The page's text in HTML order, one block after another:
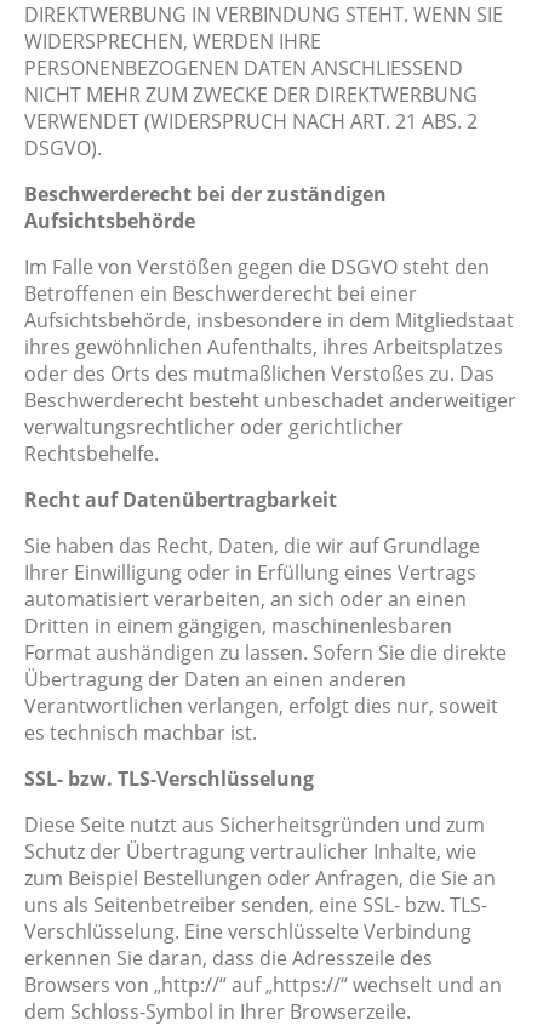
DIREKTWERBUNG IN VERBINDUNG STEHT. WENN SIE
WIDERSPRECHEN, WERDEN IHRE
PERSONENBEZOGENEN DATEN ANSCHLIESSEND
NICHT MEHR ZUM ZWECKE DER DIREKTWERBUNG
VERWENDET (WIDERSPRUCH NACH ART. 21 ABS. 2
DSGVO).
Beschwerderecht bei der zuständigen
Aufsichtsbehörde
Im Falle von Verstößen gegen die DSGVO steht den
Betroffenen ein Beschwerderecht bei einer
Aufsichtsbehörde, insbesondere in dem Mitgliedstaat
ihres gewöhnlichen Aufenthalts, ihres Arbeitsplatzes
oder des Orts des mutmaßlichen Verstoßes zu. Das
Beschwerderecht besteht unbeschadet anderweitiger
verwaltungsrechtlicher oder gerichtlicher
Rechtsbehelfe.
Recht auf Datenübertragbarkeit
Sie haben das Recht, Daten, die wir auf Grundlage
Ihrer Einwilligung oder in Erfüllung eines Vertrags
automatisiert verarbeiten, an sich oder an einen
Dritten in einem gängigen, maschinenlesbaren
Format aushändigen zu lassen. Sofern Sie die direkte
Übertragung der Daten an einen anderen
Verantwortlichen verlangen, erfolgt dies nur, soweit
es technisch machbar ist.
SSL- bzw. TLS-Verschlüsselung
Diese Seite nutzt aus Sicherheitsgründen und zum
Schutz der Übertragung vertraulicher Inhalte, wie
zum Beispiel Bestellungen oder Anfragen, die Sie an
uns als Seitenbetreiber senden, eine SSL- bzw. TLS-
Verschlüsselung. Eine verschlüsselte Verbindung
erkennen Sie daran, dass die Adresszeile des
Browsers von „http://“ auf „https://“ wechselt und an
dem Schloss-Symbol in Ihrer Browserzeile.